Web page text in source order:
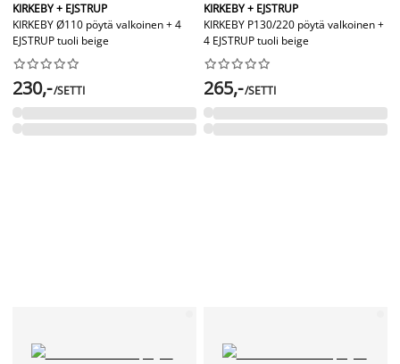
KIRKEBY + EJSTRUP
KIRKEBY Ø110 pöytä valkoinen + 4
EJSTRUP tuoli beige






230,-/SETTI
KIRKEBY + EJSTRUP
KIRKEBY P130/220 pöytä valkoinen +
4 EJSTRUP tuoli beige






265,-/SETTI